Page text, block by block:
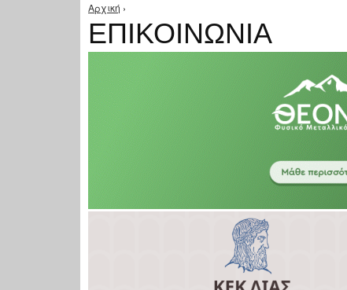
Είστε εδώ
Αρχική ›
ΕΠΙΚΟΙΝΩΝΙΑ